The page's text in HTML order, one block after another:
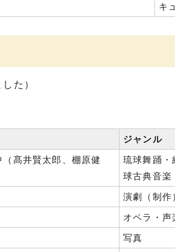
キ
た）
ジャンル
髙井賢太郎、棚原健
琉球舞踊・
球古典音楽
演劇（制作
オペラ・声
写真